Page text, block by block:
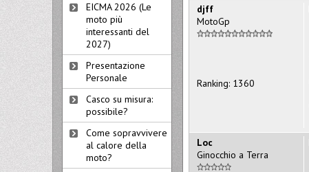
djff
MotoGp
Ranking: 1360
Loc
Ginocchio a Terra
EICMA 2026 (Le
moto più
interessanti del
2027)
Presentazione
Personale
Casco su misura:
possibile?
Come sopravvivere
al calore della
moto?